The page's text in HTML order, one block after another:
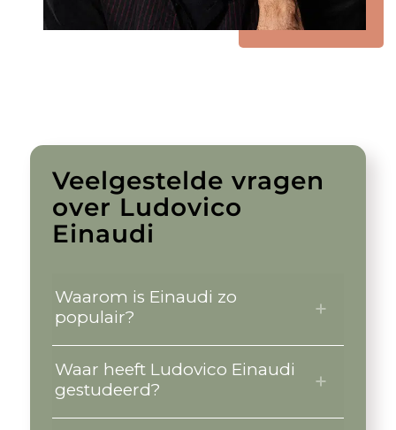
Veelgestelde vragen
over Ludovico
Einaudi
Waarom is Einaudi zo
populair?
Waar heeft Ludovico Einaudi
gestudeerd?